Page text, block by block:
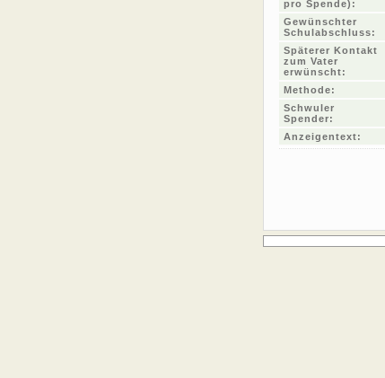
pro Spende):
Gewünschter
Schulabschluss:
Späterer Kontakt
zum Vater
erwünscht:
Methode:
Schwuler
Spender:
Anzeigentext: